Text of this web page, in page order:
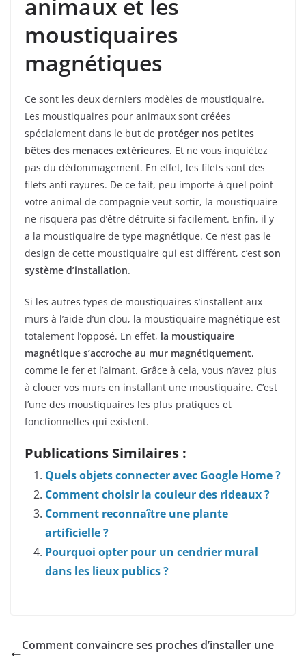
animaux et les
moustiquaires
magnétiques
Ce sont les deux derniers modèles de moustiquaire.
Les moustiquaires pour animaux sont créées
spécialement dans le but de protéger nos petites
bêtes des menaces extérieures. Et ne vous inquiétez
pas du dédommagement. En effet, les filets sont des
filets anti rayures. De ce fait, peu importe à quel point
votre animal de compagnie veut sortir, la moustiquaire
ne risquera pas d’être détruite si facilement. Enfin, il y
a la moustiquaire de type magnétique. Ce n’est pas le
design de cette moustiquaire qui est différent, c’est son
système d’installation.
Si les autres types de moustiquaires s’installent aux
murs à l’aide d’un clou, la moustiquaire magnétique est
totalement l’opposé. En effet, la moustiquaire
magnétique s’accroche au mur magnétiquement,
comme le fer et l’aimant. Grâce à cela, vous n’avez plus
à clouer vos murs en installant une moustiquaire. C’est
l’une des moustiquaires les plus pratiques et
fonctionnelles qui existent.
Publications Similaires :
Quels objets connecter avec Google Home ?
Comment choisir la couleur des rideaux ?
Comment reconnaître une plante
artificielle ?
Pourquoi opter pour un cendrier mural
dans les lieux publics ?
Comment convaincre ses proches d’installer une